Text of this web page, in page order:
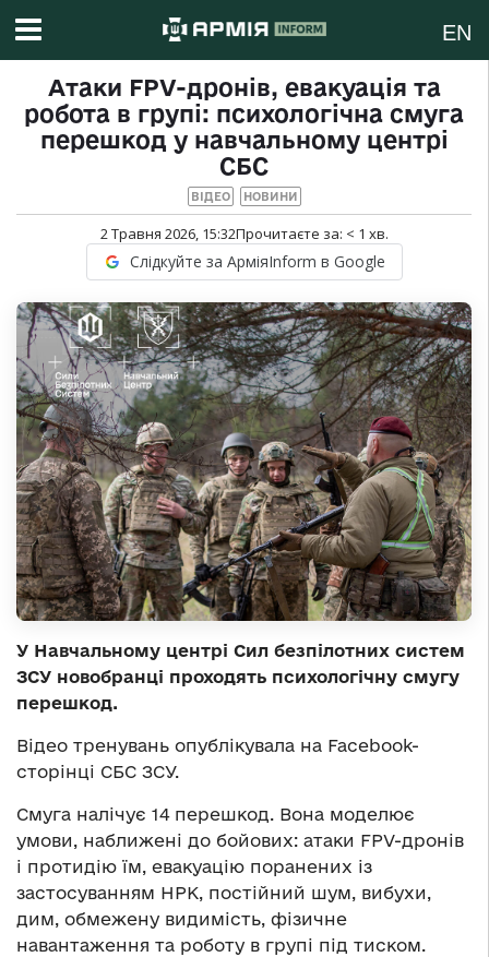
EN
Атаки FPV-дронів, евакуація та
робота в групі: психологічна смуга
перешкод у навчальному центрі
СБС
ВІДЕО НОВИНИ
2 Травня 2026, 15:32Прочитаєте за: < 1 хв.
Слідкуйте за АрміяInform в Google
У Навчальному центрі Сил безпілотних систем
ЗСУ новобранці проходять психологічну смугу
перешкод.
Відео тренувань опублікувала на Facebook-
сторінці СБС ЗСУ.
Смуга налічує 14 перешкод. Вона моделює
умови, наближені до бойових: атаки FPV-дронів
і протидію їм, евакуацію поранених із
застосуванням НРК, постійний шум, вибухи,
дим, обмежену видимість, фізичне
навантаження та роботу в групі під тиском.